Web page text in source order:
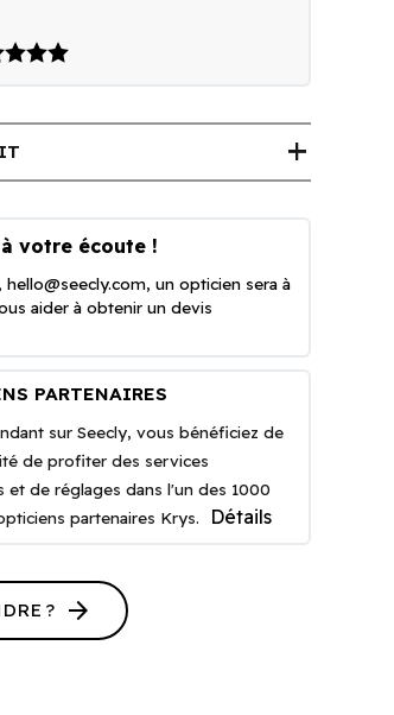
add
votre écoute !
hello@seecly.com, un opticien sera à
aider à obtenir un devis
PARTENAIRES
sur Seecly, vous bénéficiez de
de profiter des services
et de réglages dans l'un des 1000
partenaires Krys.
Détails
? arrow_forward